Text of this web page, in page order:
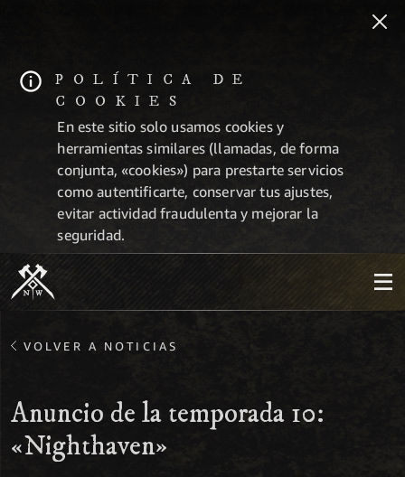
POLÍTICA DE
COOKIES
En este sitio solo usamos cookies y
herramientas similares (llamadas, de forma
conjunta, «cookies») para prestarte servicios
como autentificarte, conservar tus ajustes,
evitar actividad fraudulenta y mejorar la
seguridad.
VOLVER A NOTICIAS
Anuncio de la temporada 10:
«Nighthaven»